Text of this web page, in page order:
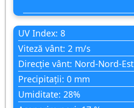
UV Index: 8
Viteză vânt: 2 m/s
Direcție vânt: Nord-Nord-Est
Precipitații: 0 mm
Umiditate: 28%